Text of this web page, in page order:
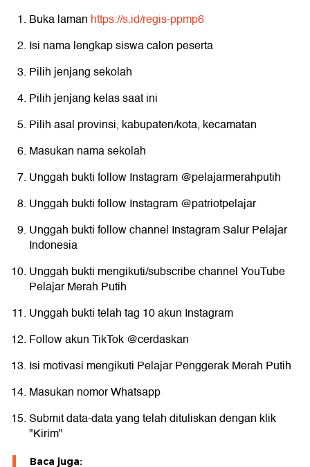
Buka laman https://s.id/regis-ppmp6
Isi nama lengkap siswa calon peserta
Pilih jenjang sekolah
Pilih jenjang kelas saat ini
Pilih asal provinsi, kabupaten/kota, kecamatan
Masukan nama sekolah
Unggah bukti follow Instagram @pelajarmerahputih
Unggah bukti follow Instagram @patriotpelajar
Unggah bukti follow channel Instagram Salur Pelajar
Indonesia
Unggah bukti mengikuti/subscribe channel YouTube
Pelajar Merah Putih
Unggah bukti telah tag 10 akun Instagram
Follow akun TikTok @cerdaskan
Isi motivasi mengikuti Pelajar Penggerak Merah Putih
Masukan nomor Whatsapp
Submit data-data yang telah dituliskan dengan klik
"Kirim"
Baca juga: